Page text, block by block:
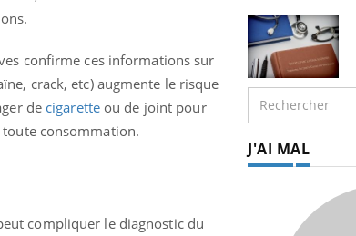
confirme ces informations sur
crack, etc) augmente le risque
de cigaretteou de joint pour
consommation.
compliquer le diagnostic du
J'AI MAL